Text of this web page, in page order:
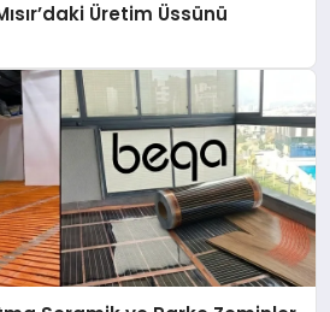
Üretim Üssünü